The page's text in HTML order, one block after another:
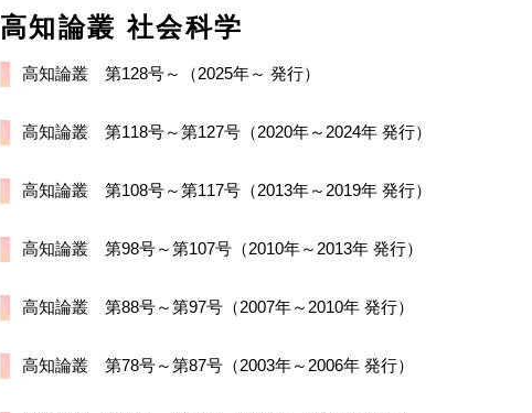
高知論叢 社会科学
高知論叢 第128号～（2025年～ 発行）
高知論叢 第118号～第127号（2020年～2024年 発行）
高知論叢 第108号～第117号（2013年～2019年 発行）
高知論叢 第98号～第107号（2010年～2013年 発行）
高知論叢 第88号～第97号（2007年～2010年 発行）
高知論叢 第78号～第87号（2003年～2006年 発行）